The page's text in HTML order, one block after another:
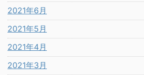
2021年6月
2021年5月
2021年4月
2021年3月